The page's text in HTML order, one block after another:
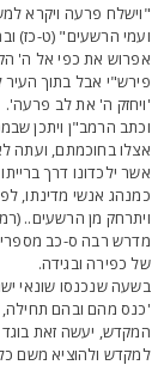
פרעה ויקרא
הרשעים" (ט-כז)
את כפי אל ה'
אבל בתוך העיר
ה' את לב פרעה'.
הרמב"ן ויתכן
בחוכמתם, ועתה לא באו
ילכדונו דרך ברייתו
אנשי מדינתו,
מן הרשעים..
רבה ס-כב מספרים
כפירה ובגידה.
שנכנסו שונאי
מהם ובהם תחילה,
יעשה זאת בוגד
ולהוציא משם כלי